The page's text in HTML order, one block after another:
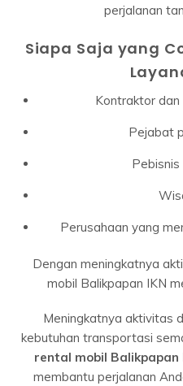
perjalanan
Siapa Saja yang
Kontraktor dan
Pejabat
Perusahaan yang
Dengan meningkatnya
mobil Balikpapan IKN
Meningkatnya aktivitas
kebutuhan transportasi
rental mobil Balikpapan
membantu perjalanan